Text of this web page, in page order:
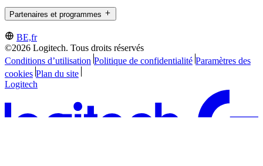
Partenaires et programmes
BE,fr
©2026 Logitech. Tous droits réservés
Conditions d’utilisation Politique de confidentialité Paramètres des
cookies Plan du site
Logitech